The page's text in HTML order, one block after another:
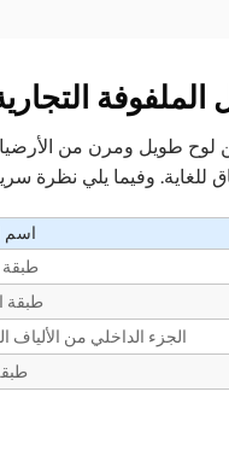
للغاية. وفيما يلي نظرة
اسم
طبقة
طبقة
الجزء الداخلي من الألياف